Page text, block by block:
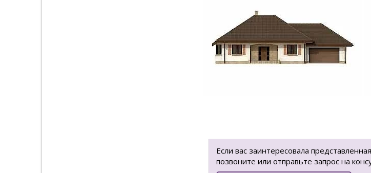
Если вас заинтересовала
позвоните или отправьте запрос на